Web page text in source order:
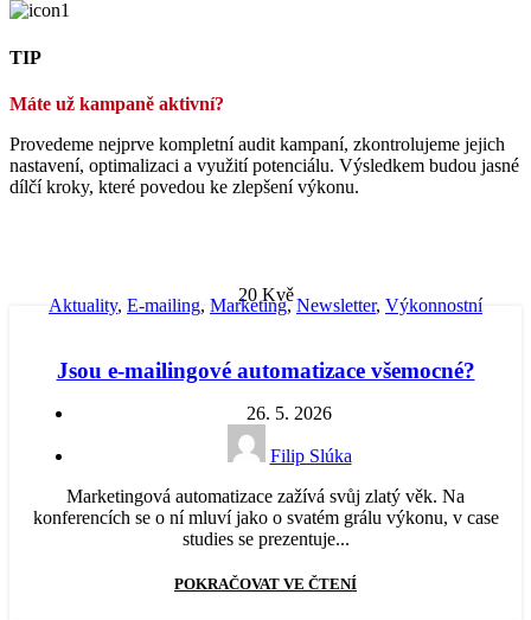
TIP
Máte už kampaně aktivní?
Provedeme nejprve kompletní audit kampaní, zkontrolujeme jejich
nastavení, optimalizaci a využití potenciálu. Výsledkem budou jasné
dílčí kroky, které povedou ke zlepšení výkonu.
20 Kvě
Aktuality, E-mailing, Marketing,Newsletter, Výkonnostní
Jsou e-mailingové automatizace všemocné?
26. 5. 2026
Filip Slúka
Marketingová automatizace zažívá svůj zlatý věk. Na
konferencích se o ní mluví jako o svatém grálu výkonu, v case
studies se prezentuje...
POKRAČOVAT VE ČTENÍ